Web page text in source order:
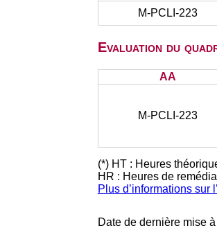
M-PCLI-223
Evaluation du
AA
M-PCLI-223
(*) HT : Heures
HR : Heures de
Plus d’informations sur
Date de dernière mise